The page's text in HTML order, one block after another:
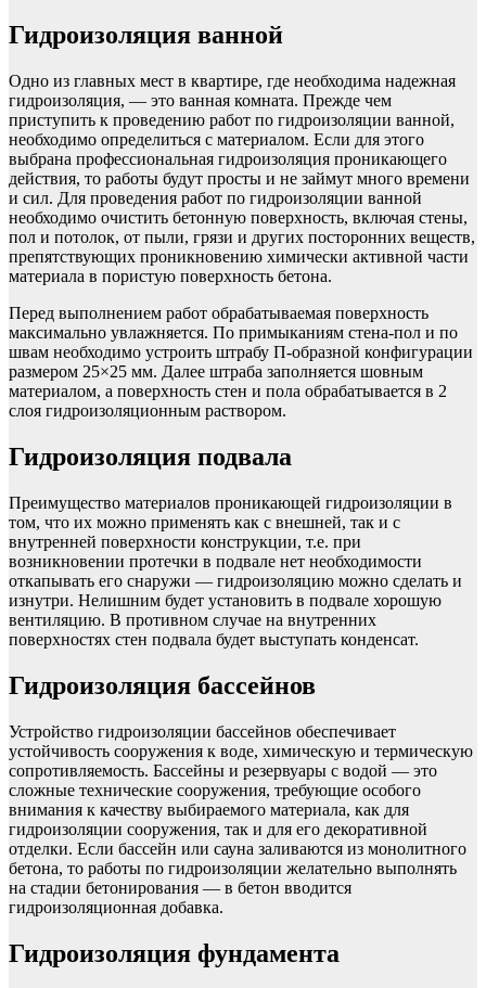
Гидроизоляция ванной
Одно из главных мест в квартире, где необходима надежная
гидроизоляция, — это ванная комната. Прежде чем
приступить к проведению работ по гидроизоляции ванной,
необходимо определиться с материалом. Если для этого
выбрана профессиональная гидроизоляция проникающего
действия, то работы будут просты и не займут много времени
и сил. Для проведения работ по гидроизоляции ванной
необходимо очистить бетонную поверхность, включая стены,
пол и потолок, от пыли, грязи и других посторонних веществ,
препятствующих проникновению химически активной части
материала в пористую поверхность бетона.
Перед выполнением работ обрабатываемая поверхность
максимально увлажняется. По примыканиям стена-пол и по
швам необходимо устроить штрабу П-образной конфигурации
размером 25×25 мм. Далее штраба заполняется шовным
материалом, а поверхность стен и пола обрабатывается в 2
слоя гидроизоляционным раствором.
Гидроизоляция подвала
Преимущество материалов проникающей гидроизоляции в
том, что их можно применять как с внешней, так и с
внутренней поверхности конструкции, т.е. при
возникновении протечки в подвале нет необходимости
откапывать его снаружи — гидроизоляцию можно сделать и
изнутри. Нелишним будет установить в подвале хорошую
вентиляцию. В противном случае на внутренних
поверхностях стен подвала будет выступать конденсат.
Гидроизоляция бассейнов
Устройство гидроизоляции бассейнов обеспечивает
устойчивость сооружения к воде, химическую и термическую
сопротивляемость. Бассейны и резервуары с водой — это
сложные технические сооружения, требующие особого
внимания к качеству выбираемого материала, как для
гидроизоляции сооружения, так и для его декоративной
отделки. Если бассейн или сауна заливаются из монолитного
бетона, то работы по гидроизоляции желательно выполнять
на стадии бетонирования — в бетон вводится
гидроизоляционная добавка.
Гидроизоляция фундамента